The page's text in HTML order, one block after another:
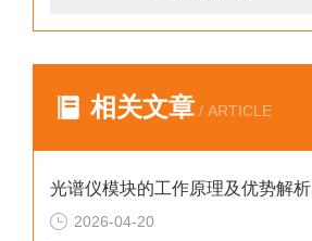
相关文章 / ARTICLE
光谱仪模块的工作原理及优势解析
2026-04-20